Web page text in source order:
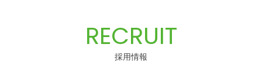
RECRUIT
採用情報